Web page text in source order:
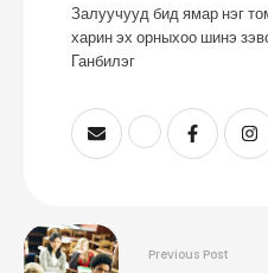
Залуучууд бид ямар нэг
харин эх орныхоо шинэ
Ганбилэг
Previous Post